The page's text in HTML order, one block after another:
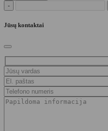
-
Jūsų kontaktai